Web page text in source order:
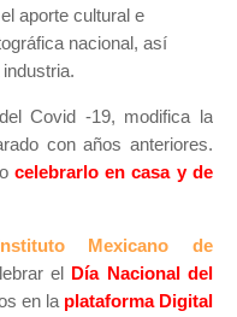
aporte cultural e
nacional, así
Covid -19, modifica la
con años anteriores.
celebrarlo en casa y de
Mexicano de
el Día Nacional del
en la plataforma Digital